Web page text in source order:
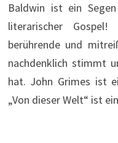
Baldwin ist ein
literarischer
berührende und
nachdenklich stimmt
hat. John Grimes ist
„Von dieser Welt“ ist